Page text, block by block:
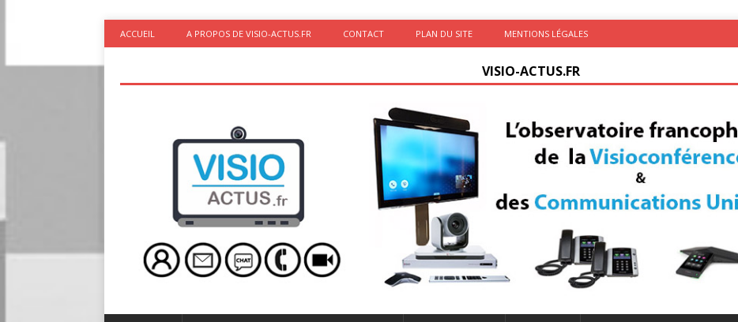
ACCUEIL A PROPOS DE VISIO-ACTUS.FR CONTACT PLAN DU SITE MENTIONS LÉGALES
VISIO-ACTUS.FR